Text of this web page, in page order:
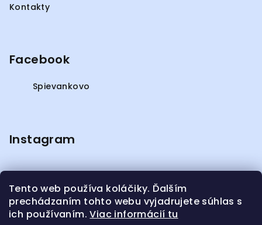
Tento web používa koláčiky. Ďalším
prechádzaním tohto webu vyjadrujete súhlas s
ich používaním.Viac informácií tu
Kontakty
Facebook
Spievankovo
Instagram